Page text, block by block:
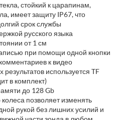
стойкий к царапинам,
имеет защиту IP67, что
срок службы
русского языка
от 1 см
при помощи одной кнопки
к видео
используется TF
в комплект)
до 128 Gb
позволяет изменять
рукой без лишних усилий и